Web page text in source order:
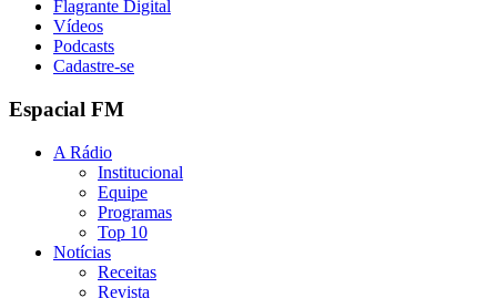
Flagrante Digital
Vídeos
Podcasts
Cadastre-se
Espacial FM
A Rádio
Institucional
Equipe
Programas
Top 10
Notícias
Receitas
Revista